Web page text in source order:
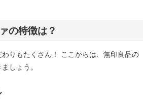
の特徴は？
りもたくさん！ ここからは、無印良品の
しょう。